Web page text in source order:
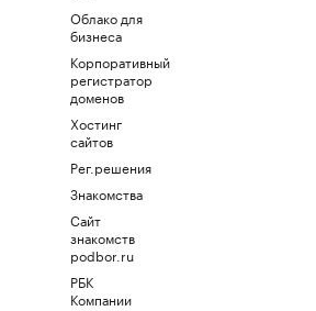
Облако для
бизнеса
Корпоративный
регистратор
доменов
Хостинг
сайтов
Рег.решения
Знакомства
Сайт
знакомств
podbor.ru
РБК
Компании